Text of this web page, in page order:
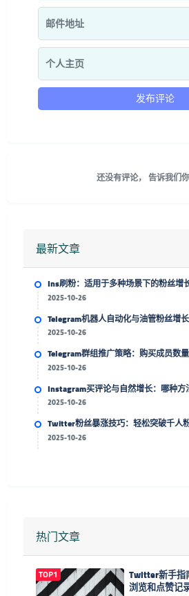
还没有评论， 告诉我们
最新文章
Ins刷粉：适用于多种场景下的粉丝增
2025-10-26
Telegram机器人自动化与油管粉丝增
2025-10-26
Telegram群组推广策略：购买成员数
2025-10-26
Instagram买评论与自然增长：哪种方
2025-10-26
Twitter粉丝暴涨技巧：轻松突破千人
2025-10-26
热门文章
TOP1 Twitter新手指
浏览和点赞记